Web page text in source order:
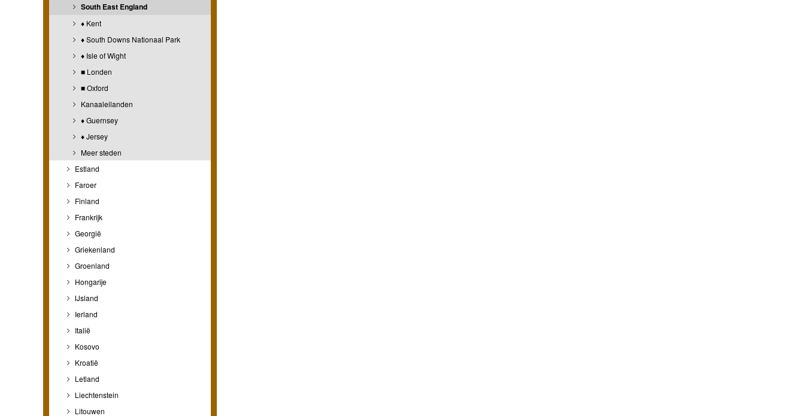
South East England
♦ Kent
♦ South Downs Nationaal Park
♦ Isle of Wight
■ Londen
■ Oxford
Kanaaleilanden
♦ Guernsey
♦ Jersey
Meer steden
Estland
Faroer
Finland
Frankrijk
Georgië
Griekenland
Groenland
Hongarije
IJsland
Ierland
Italië
Kosovo
Kroatië
Letland
Liechtenstein
Litouwen